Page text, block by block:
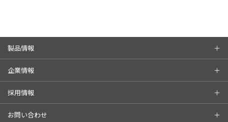
製品情報
企業情報
採用情報
お問い合わせ